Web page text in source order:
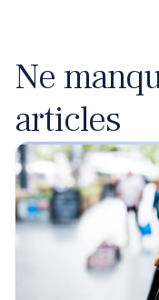
Ne
articles